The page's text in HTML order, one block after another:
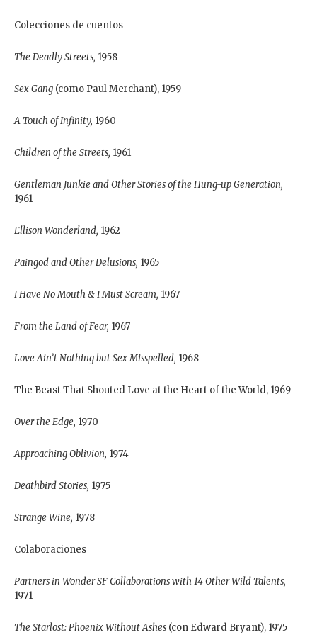
Colecciones de cuentos
The Deadly Streets, 1958
Sex Gang (como Paul Merchant), 1959
A Touch of Infinity, 1960
Children of the Streets, 1961
Gentleman Junkie and Other Stories of the Hung-up Generation,
1961
Ellison Wonderland, 1962
Paingod and Other Delusions, 1965
I Have No Mouth & I Must Scream, 1967
From the Land of Fear, 1967
Love Ain’t Nothing but Sex Misspelled, 1968
The Beast That Shouted Love at the Heart of the World, 1969
Over the Edge, 1970
Approaching Oblivion, 1974
Deathbird Stories, 1975
Strange Wine, 1978
Colaboraciones
Partners in Wonder SF Collaborations with 14 Other Wild Talents,
1971
The Starlost: Phoenix Without Ashes (con Edward Bryant), 1975